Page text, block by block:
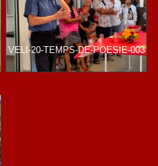
VELI-20-TEMPS-DE-POESIE-003